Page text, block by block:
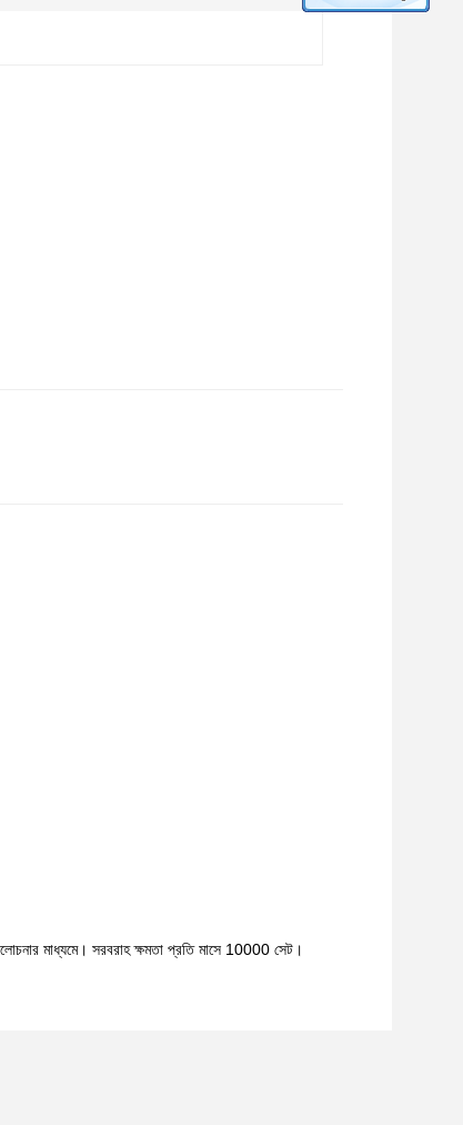
মাধ্যমে। সরবরাহ ক্ষমতা প্রতি মাসে 10000 সেট।